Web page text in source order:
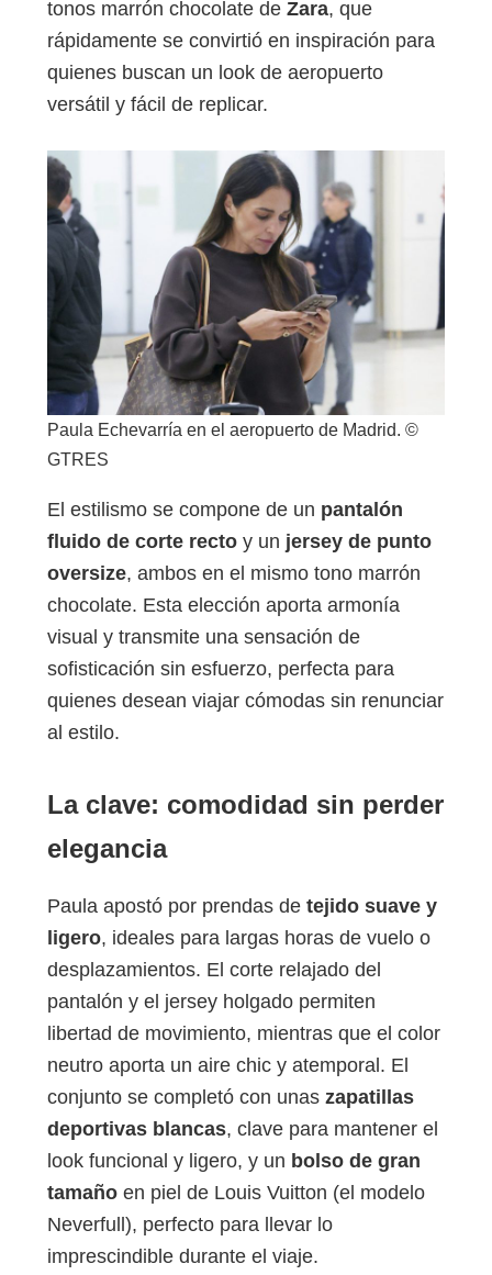
tonos marrón chocolate de Zara, que
rápidamente se convirtió en inspiración para
quienes buscan un look de aeropuerto
versátil y fácil de replicar.
Paula Echevarría en el aeropuerto de Madrid. ©
GTRES
El estilismo se compone de un pantalón
fluido de corte recto y un jersey de punto
oversize, ambos en el mismo tono marrón
chocolate. Esta elección aporta armonía
visual y transmite una sensación de
sofisticación sin esfuerzo, perfecta para
quienes desean viajar cómodas sin renunciar
al estilo.
La clave: comodidad sin perder
elegancia
Paula apostó por prendas de tejido suave y
ligero, ideales para largas horas de vuelo o
desplazamientos. El corte relajado del
pantalón y el jersey holgado permiten
libertad de movimiento, mientras que el color
neutro aporta un aire chic y atemporal. El
conjunto se completó con unas zapatillas
deportivas blancas, clave para mantener el
look funcional y ligero, y un bolso de gran
tamaño en piel de Louis Vuitton (el modelo
Neverfull), perfecto para llevar lo
imprescindible durante el viaje.